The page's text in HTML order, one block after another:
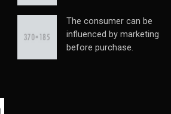
The consumer can be
influenced by marketing
before purchase.